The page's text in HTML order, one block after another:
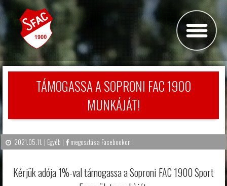
TÁMOGASSA A SOPRONI FAC 1900
MUNKÁJÁT!
2021.05.11. | Egyéb | megosztás a Facebookon
Kérjük adója 1%-val támogassa a Soproni FAC 1900 Sport